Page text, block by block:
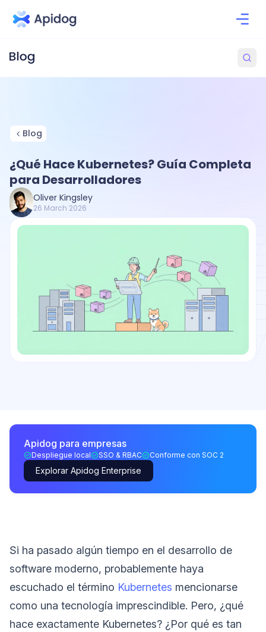
Blog
¿Qué Hace Kubernetes? Guía Completa
para Desarrolladores
Oliver Kingsley
26 March 2026
Apidog para empresas
Despliegue local SSO & RBAC Conforme con SOC 2
Explorar Apidog Enterprise
Si ha pasado algún tiempo en el desarrollo de
software moderno, probablemente haya
escuchado el término Kubernetes mencionarse
como una tecnología imprescindible. Pero, ¿qué
hace exactamente Kubernetes? ¿Por qué es tan